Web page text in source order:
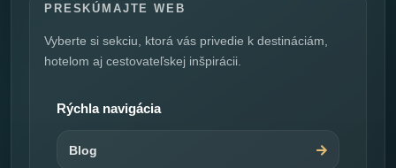
PRESKÚMAJTE WEB
Vyberte si sekciu, ktorá vás privedie k destináciám,
hotelom aj cestovateľskej inšpirácii.
Rýchla navigácia
Blog